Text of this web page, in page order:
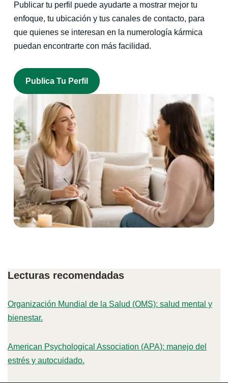
Publicar tu perfil puede ayudarte a mostrar mejor tu
enfoque, tu ubicación y tus canales de contacto, para
que quienes se interesan en la numerología kármica
puedan encontrarte con más facilidad.
Publica Tu Perfil
Lecturas recomendadas
Organización Mundial de la Salud (OMS): salud mental y
bienestar.
American Psychological Association (APA): manejo del
estrés y autocuidado.